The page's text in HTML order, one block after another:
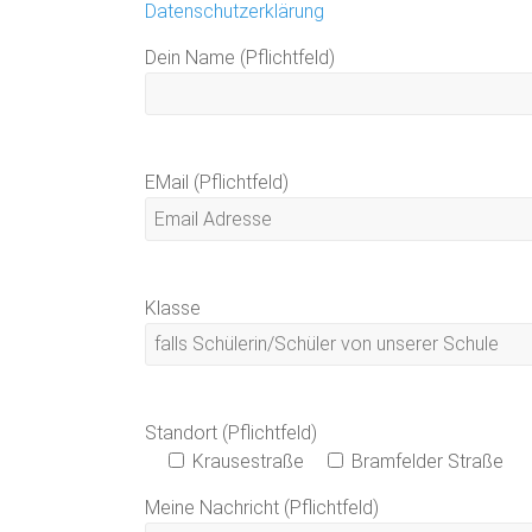
Datenschutzerklärung
Dein Name (Pflichtfeld)
EMail (Pflichtfeld)
Klasse
Standort (Pflichtfeld)
Krausestraße
Bramfelder Straße
Meine Nachricht (Pflichtfeld)